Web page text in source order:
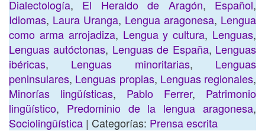
Dialectología, El Heraldo de Aragón, Español,
Idiomas, Laura Uranga, Lengua aragonesa, Lengua
como arma arrojadiza, Lengua y cultura, Lenguas,
Lenguas autóctonas, Lenguas de España, Lenguas
ibéricas, Lenguas minoritarias, Lenguas
peninsulares, Lenguas propias, Lenguas regionales,
Minorías lingüísticas, Pablo Ferrer, Patrimonio
lingüístico, Predominio de la lengua aragonesa,
Sociolingüística | Categorías: Prensa escrita